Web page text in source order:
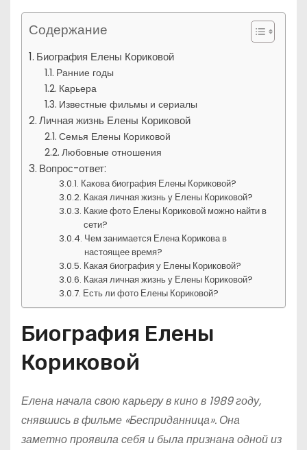
Содержание
Биография Елены Кориковой
Ранние годы
Карьера
Известные фильмы и сериалы
Личная жизнь Елены Кориковой
Семья Елены Кориковой
Любовные отношения
Вопрос-ответ:
Какова биография Елены Кориковой?
Какая личная жизнь у Елены Кориковой?
Какие фото Елены Кориковой можно найти в
сети?
Чем занимается Елена Корикова в
настоящее время?
Какая биография у Елены Кориковой?
Какая личная жизнь у Елены Кориковой?
Есть ли фото Елены Кориковой?
Биография Елены
Кориковой
Елена начала свою карьеру в кино в 1989 году,
снявшись в фильме «Бесприданница». Она
заметно проявила себя и была признана одной из